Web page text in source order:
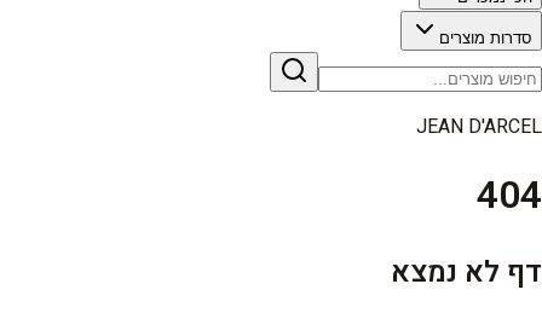
סדרות מוצרים
JEAN D'ARCEL
404
דף לא נמצא